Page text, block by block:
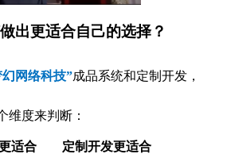
出更适合自己的选择？
网络科技”成品系统和定制开发，
维度来判断：
适合 定制开发更适合